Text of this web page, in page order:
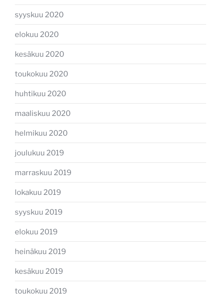
syyskuu 2020
elokuu 2020
kesäkuu 2020
toukokuu 2020
huhtikuu 2020
maaliskuu 2020
helmikuu 2020
joulukuu 2019
marraskuu 2019
lokakuu 2019
syyskuu 2019
elokuu 2019
heinäkuu 2019
kesäkuu 2019
toukokuu 2019